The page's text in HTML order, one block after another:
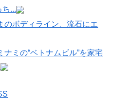
ち...
のボディライン、流石にエ
ナミの“ベトナムビル”を家宅